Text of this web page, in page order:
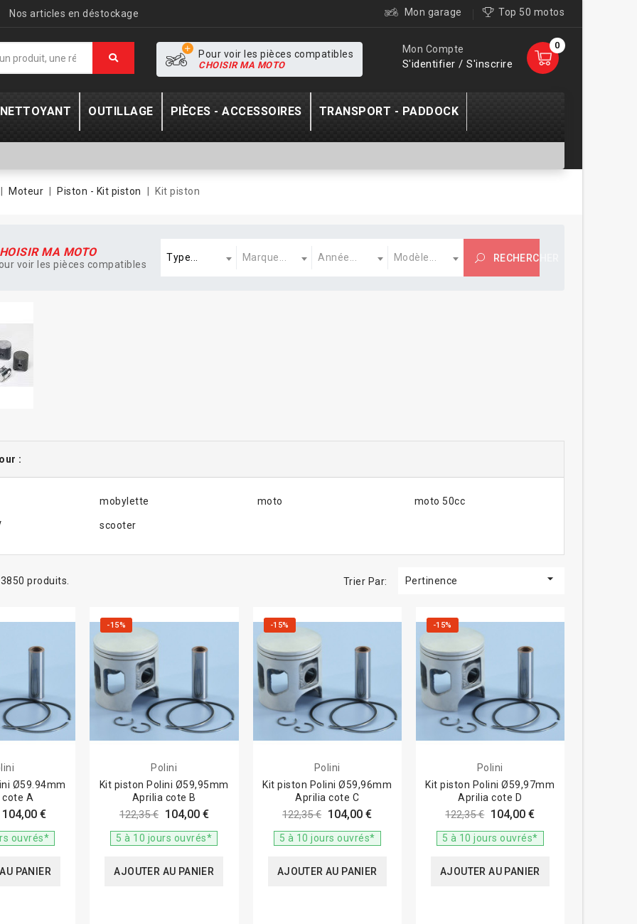
Nos articles en déstockage Mon garage Top 50 motos
0
Mon Compte
S'identifier / S'inscrire
Pour voir les pièces compatibles
CHOISIR MA MOTO
OUTILLAGE PIÈCES - ACCESSOIRES TRANSPORT - PADDOCK
Moteur Piston - Kit piston Kit piston
MA MOTO
voir les pièces compatibles
Type...
Marque...
Année...
Modèle...
RECHERCHER
:
mobylette moto moto 50cc
scooter
3850 produits. Trier Par: Pertinence 
Ø59.94mm
A
104,00 €
ouvrés*
PANIER
-15%
Polini
Kit piston Polini Ø59,95mm
Aprilia cote B
122,35 € 104,00 €
5 à 10 jours ouvrés*
AJOUTER AU PANIER
-15%
Polini
Kit piston Polini Ø59,96mm
Aprilia cote C
122,35 € 104,00 €
5 à 10 jours ouvrés*
AJOUTER AU PANIER
-15%
Polini
Kit piston Polini Ø59,97mm
Aprilia cote D
122,35 € 104,00 €
5 à 10 jours ouvrés*
AJOUTER AU PANIER